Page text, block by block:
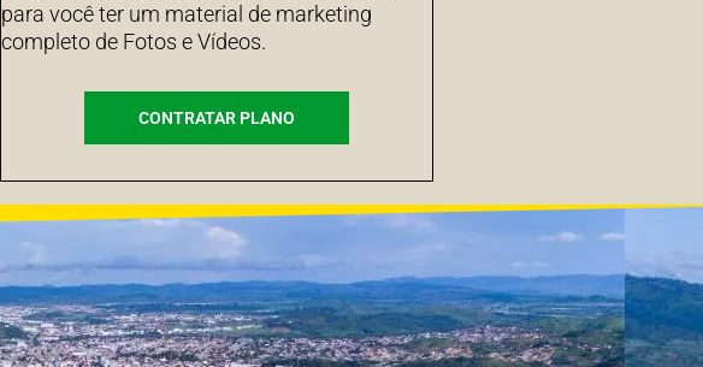
para você ter um material de marketing
completo de Fotos e Vídeos.
CONTRATAR PLANO